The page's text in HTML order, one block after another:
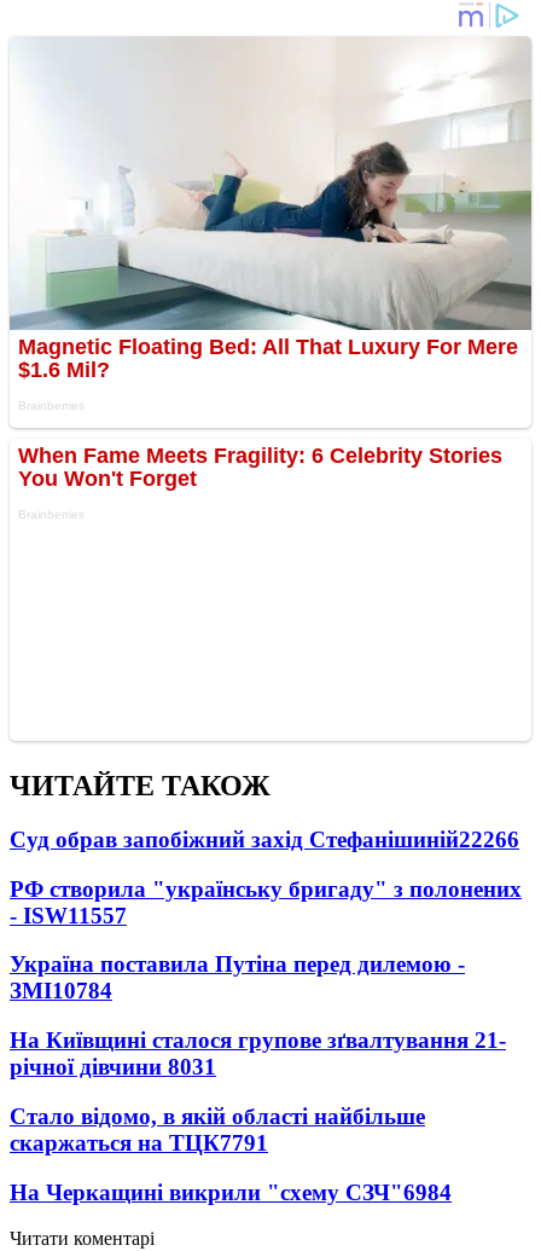
ЧИТАЙТЕ ТАКОЖ
Суд обрав запобіжний захід Стефанішиній22266
РФ створила "українську бригаду" з полонених
- ISW11557
Україна поставила Путіна перед дилемою -
ЗМІ10784
На Київщині сталося групове зґвалтування 21-
річної дівчини 8031
Стало відомо, в якій області найбільше
скаржаться на ТЦК7791
На Черкащині викрили "схему СЗЧ"6984
Читати коментарі